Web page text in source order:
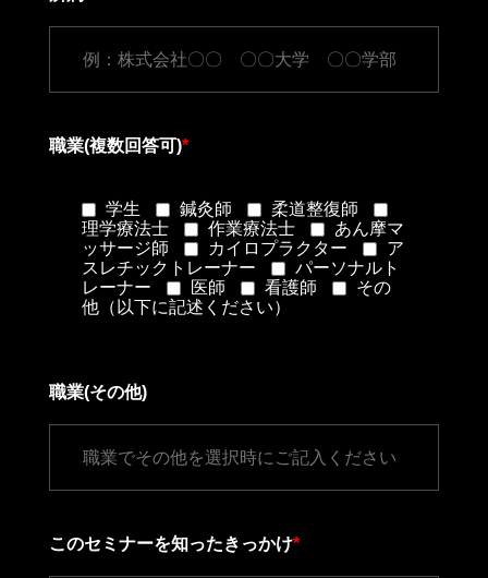
職業(複数回答可)*
学生 鍼灸師
柔道整復師
理学療法士
作業療法士
あん摩マ
ッサージ師
カイロプラクター
ア
スレチックトレーナー
パーソナルト
レーナー
医師 看護師
その
他（以下に記述ください）
職業(その他)
このセミナーを知ったきっかけ*